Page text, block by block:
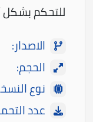
للتحكم
الاصدار:
الحجم:
نوع
عدد